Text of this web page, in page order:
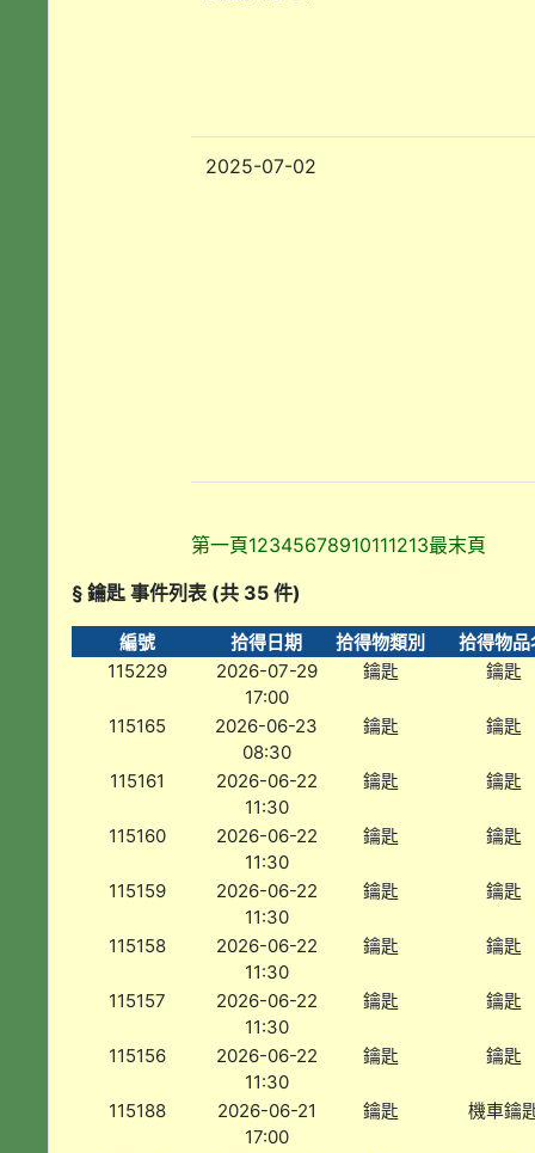
2025-07-02
第一頁12345678910111213最末頁
§ 鑰匙 事件列表 (共 35 件)
編號 拾得日期 拾得物類別
拾得物品
115229
2026-07-29
17:00
鑰匙 鑰匙
115165
2026-06-23
08:30
鑰匙 鑰匙
115161
2026-06-22
11:30
鑰匙 鑰匙
115160
2026-06-22
11:30
鑰匙 鑰匙
115159
2026-06-22
11:30
鑰匙 鑰匙
115158
2026-06-22
11:30
鑰匙 鑰匙
115157
2026-06-22
11:30
鑰匙 鑰匙
115156
2026-06-22
11:30
鑰匙 鑰匙
115188
2026-06-21
17:00
鑰匙 機車鑰